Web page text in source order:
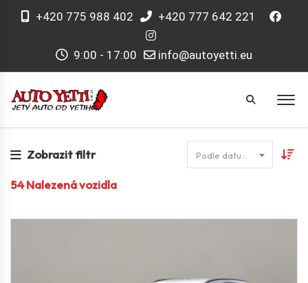
+420 775 988 402 +420 777 642 221
9:00 - 17:00 info@autoyetti.eu
Zobrazit filtr
54Nalezená vozidla